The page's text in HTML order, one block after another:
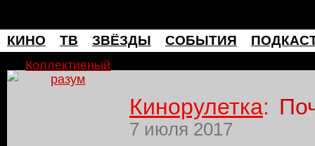
КИНО ТВ ЗВЁЗДЫ СОБЫТИЯ
Коллективный
разум
Кинорулетка:
7 июля 2017